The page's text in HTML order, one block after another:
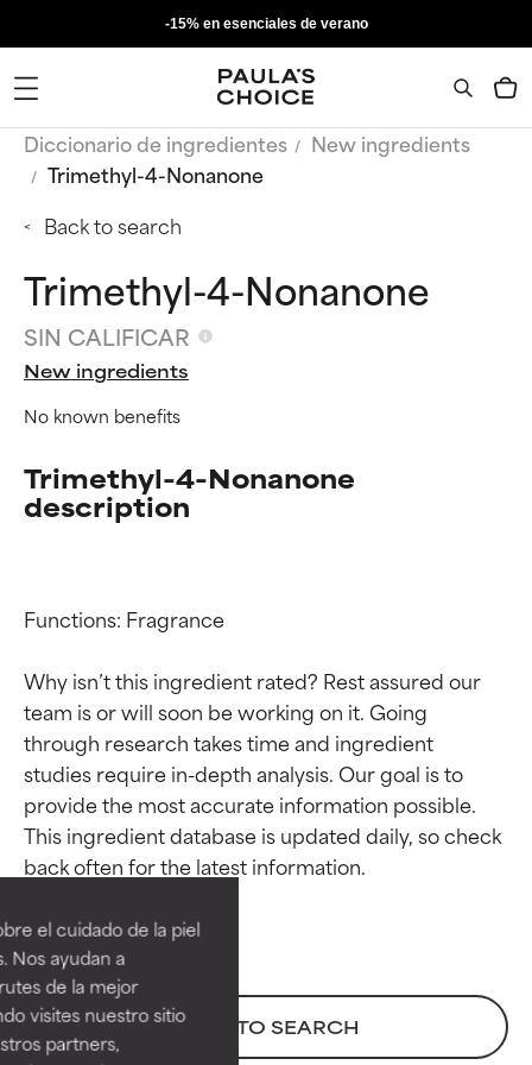
el cuidado de la piel
Nos ayudan a
de la mejor
visites nuestro sitio
partners,
-15% en esenciales de verano
Diccionario de ingredientes
New ingredients
Trimethyl-4-Nonanone
Back to search
Trimethyl-4-Nonanone
SIN CALIFICAR
New ingredients
No known benefits
Trimethyl-4-Nonanone
description
Functions: Fragrance
Why isn’t this ingredient rated? Rest assured our
team is or will soon be working on it. Going
through research takes time and ingredient
studies require in-depth analysis. Our goal is to
provide the most accurate information possible.
This ingredient database is updated daily, so check
BACK TO SEARCH
Calificaciones de
ingredientes
EXCELENTE
Ingrediente sobresaliente con
beneficios reales para la piel. Su
eficacia está demostrada y
respaldada por estudios
Calificaciones de
ingredientes
EXCELENTE
Ingrediente sobresaliente con
beneficios reales para la piel. Su
eficacia está demostrada y
respaldada por estudios